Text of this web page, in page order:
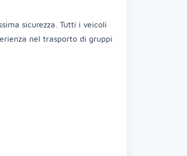
sicurezza. Tutti i veicoli
nel trasporto di gruppi